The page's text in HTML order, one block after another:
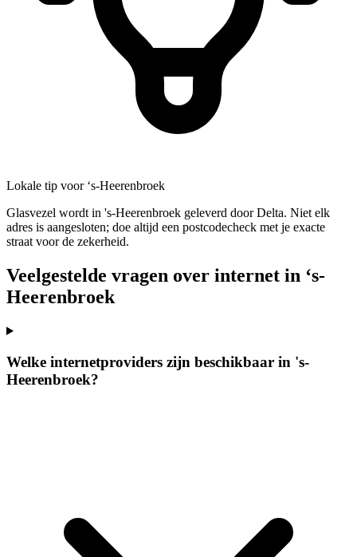
Lokale tip voor ‘s-Heerenbroek
Glasvezel wordt in 's-Heerenbroek geleverd door Delta. Niet elk
adres is aangesloten; doe altijd een postcodecheck met je exacte
straat voor de zekerheid.
Veelgestelde vragen over internet in ‘s-
Heerenbroek
Welke internetproviders zijn beschikbaar in 's-
Heerenbroek?